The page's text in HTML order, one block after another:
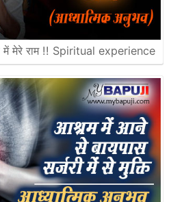
में मेरे राम !! Spiritual experience